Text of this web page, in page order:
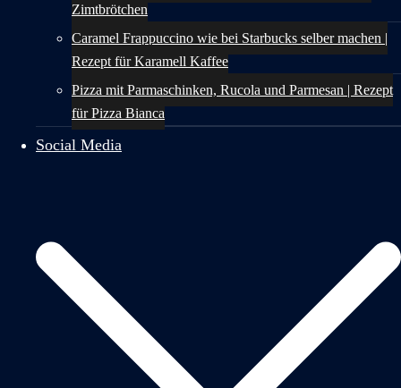
Zimtbrötchen
Caramel Frappuccino wie bei Starbucks selber machen |
Rezept für Karamell Kaffee
Pizza mit Parmaschinken, Rucola und Parmesan | Rezept
für Pizza Bianca
Social Media